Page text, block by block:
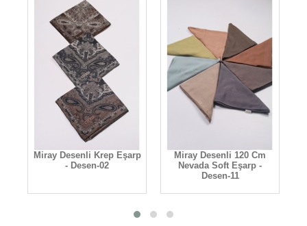
Miray Desenli Krep Eşarp
- Desen-02
Miray Desenli 120 Cm
Nevada Soft Eşarp -
Desen-11